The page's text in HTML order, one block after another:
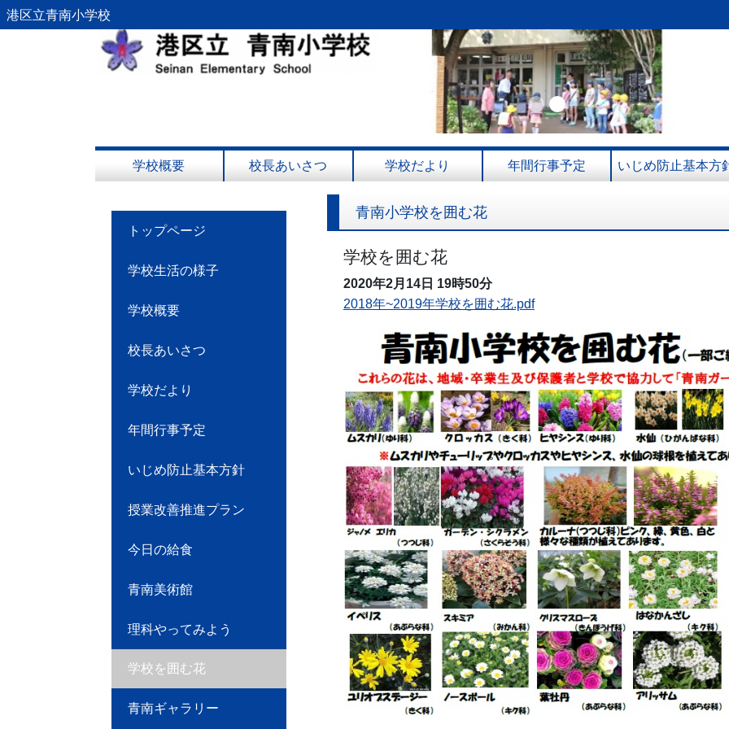
港区立青南小学校
Previous
学校概要 校長あいさつ 学校だより 年間行事予定 いじめ防止基本方
トップページ
学校生活の様子
学校概要
校長あいさつ
学校だより
年間行事予定
いじめ防止基本方針
授業改善推進プラン
今日の給食
青南美術館
理科やってみよう
学校を囲む花
青南ギャラリー
青南小学校を囲む花
学校を囲む花
2020年2月14日 19時50分
2018年~2019年学校を囲む花.pdf